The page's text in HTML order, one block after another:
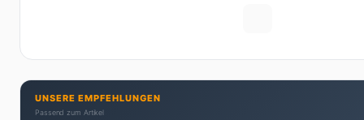
UNSERE EMPFEHLUNGEN
Passend zum Artikel